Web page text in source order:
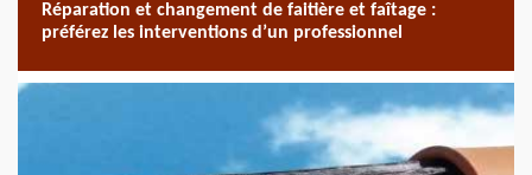
Réparation et changement de faitière et faîtage :
préférez les interventions d’un professionnel